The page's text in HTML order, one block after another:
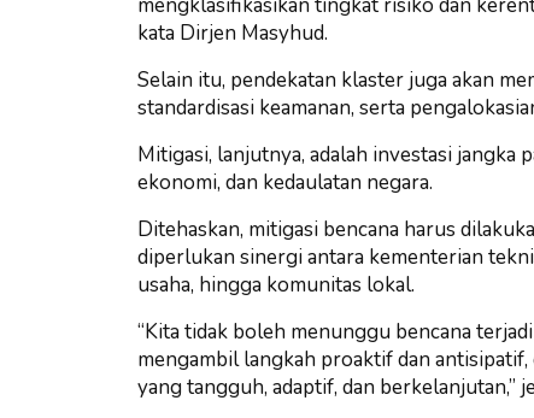
kata Dirjen Masyhud.
Selain itu, pendekatan klaster juga akan
standardisasi keamanan, serta
Mitigasi, lanjutnya, adalah investasi jangka
ekonomi, dan kedaulatan negara.
Ditehaskan, mitigasi bencana harus
diperlukan sinergi antara kementerian
usaha, hingga komunitas lokal.
“Kita tidak boleh menunggu bencana
mengambil langkah proaktif dan
yang tangguh, adaptif, dan berkelanjutan,”